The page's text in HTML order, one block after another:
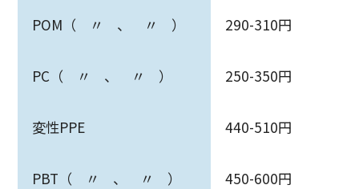
POM（ 〃 、 〃 ） 290-310円
PC（ 〃 、 〃 ） 250-350円
変性PPE 440-510円
PBT（ 〃 、 〃 ） 450-600円